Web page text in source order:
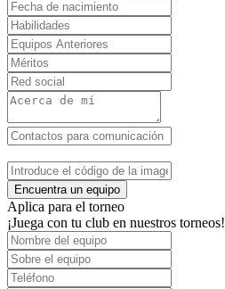
Encuentra un equipo
Aplica para el torneo
¡Juega con tu club en nuestros torneos!